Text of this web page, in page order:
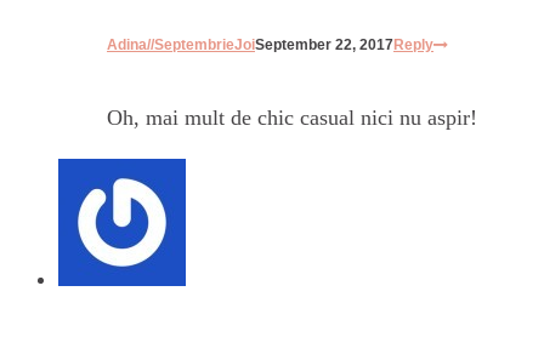
Adina//SeptembrieJoiSeptember 22, 2017Reply
Oh, mai mult de chic casual nici nu aspir!